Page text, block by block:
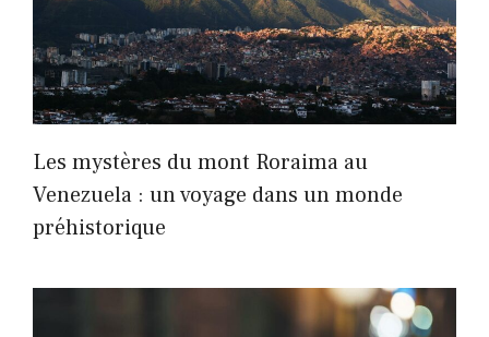
Les mystères du mont Roraima au
Venezuela : un voyage dans un monde
préhistorique